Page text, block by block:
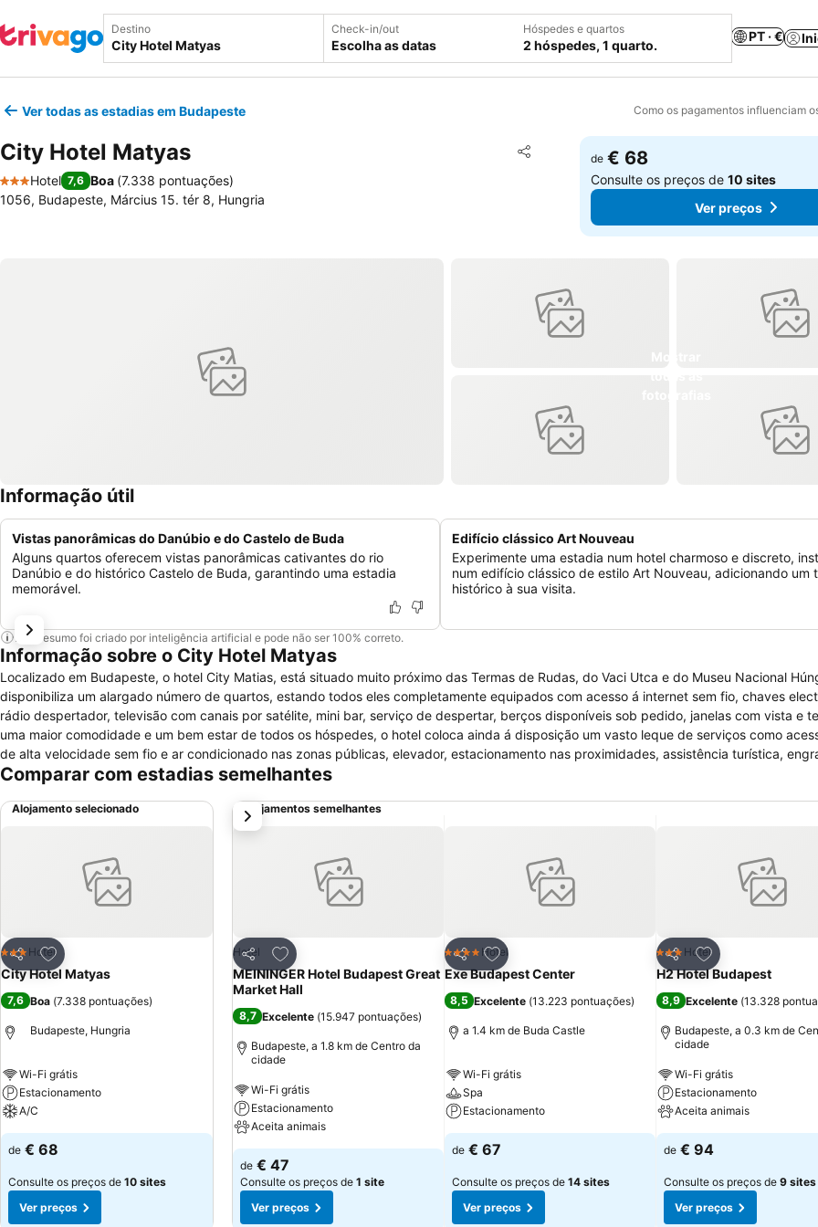
Destino Check-in/out
Escolha as datas
Hóspedes e quartos
2 hóspedes, 1 quarto.
PT · €
Ver todas as estadias em Budapeste Como os pagamentos influenciam
City Hotel Matyas Partilhar
Adicionar aos favoritos
3 Estrelas
Hotel 7,6 Boa (7.338 pontuações)
1056, Budapeste, Március 15. tér 8, Hungria
de € 68
Consulte os preços de10 sites
Ver preços
Informação útil
Vistas panorâmicas do Danúbio e do Castelo de Buda
Alguns quartos oferecem vistas panorâmicas cativantes do rio
Danúbio e do histórico Castelo de Buda, garantindo uma estadia
memorável.
Edifício clássico Art Nouveau
Experimente uma estadia num hotel charmoso e discreto,
num edifício clássico de estilo Art Nouveau, adicionando um
histórico à sua visita.
Este resumo foi criado por inteligência artificial e pode não ser 100% correto.
Informação sobre o City Hotel Matyas
Localizado em Budapeste, o hotel City Matias, está situado muito próximo das Termas de Rudas, do Vaci Utca e do Museu Nacional
disponibiliza um alargado número de quartos, estando todos eles completamente equipados com acesso á internet sem fio, chaves
rádio despertador, televisão com canais por satélite, mini bar, serviço de despertar, berços disponíveis sob pedido, janelas com vista e
uma maior comodidade e um bem estar de todos os hóspedes, o hotel coloca ainda á disposição um vasto leque de serviços como
de alta velocidade sem fio e ar condicionado nas zonas públicas, elevador, estacionamento nas proximidades, assistência turística,
pequeno almoço buffet, funcionários com conhecimentos linguísticos e cofre na recepção com atendimento 24h. Para desfrutar de
de animais de estimação de pequeno porte.
Comparar com estadias semelhantes
Alojamento selecionado
Partilhar
Adicionar aos favoritos
3 Estrelas
Hotel
City Hotel Matyas
7,6 Boa (7.338 pontuações)
Budapeste, Hungria
Wi-Fi grátis
Estacionamento
A/C
de € 68
Consulte os preços de 10 sites
Ver preços
Alojamentos semelhantes
Partilhar
Adicionar aos favoritos
Hotel
MEININGER Hotel Budapest Great
Market Hall
8,7 Excelente (15.947 pontuações)
Budapeste, a 1.8 km de Centro da
cidade
Wi-Fi grátis
Estacionamento
Aceita animais
de € 47
Consulte os preços de 1 site
Ver preços
Partilhar
Adicionar aos favoritos
4 EstrelasHotel
Exe Budapest Center
8,5 Excelente (13.223 pontuações)
a 1.4 km de Buda Castle
Wi-Fi grátis
Spa
Estacionamento
de € 67
Consulte os preços de 14 sites
Ver preços
Partilhar
Adicionar aos
3 Estrelas
Hotel
H2 Hotel Budapest
8,9 Excelente (13.328
Budapeste, a 0.3 km de
cidade
Wi-Fi grátis
Estacionamento
Aceita animais
de € 94
Consulte os preços de 9 sites
Ver preços
próximo